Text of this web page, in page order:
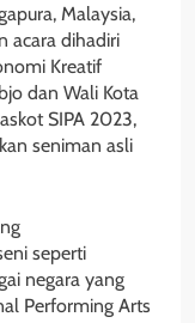
Malaysia,
acara dihadiri
Kreatif
dan Wali Kota
SIPA 2023,
seniman asli
seperti
negara yang
Performing Arts